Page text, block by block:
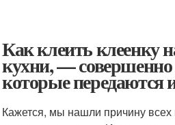
Как клеить клеенку
кухни, — совершенно
которые передаются
Кажется, мы нашли причину